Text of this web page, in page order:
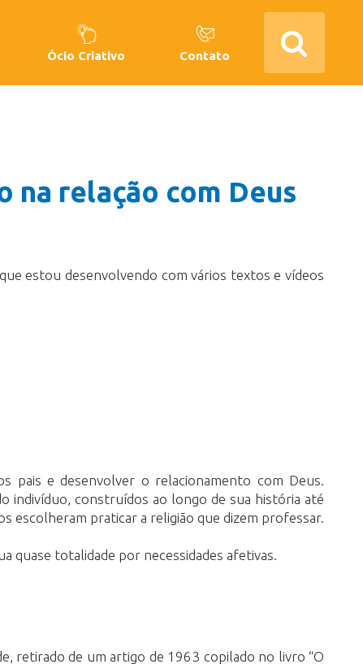
Ócio Criativo Contato
na relação com Deus
estou desenvolvendo com vários textos e vídeos
pais e desenvolver o relacionamento com Deus.
indivíduo, construídos ao longo de sua história até
escolheram praticar a religião que dizem professar.
quase totalidade por necessidades afetivas.
retirado de um artigo de 1963 copilado no livro “O